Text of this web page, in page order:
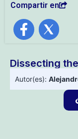
Compartir en
Dissecting
Autor(es):